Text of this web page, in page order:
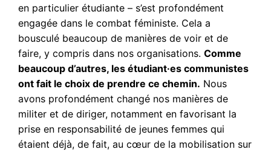
en particulier étudiante – s’est profondément
engagée dans le combat féministe. Cela a
bousculé beaucoup de manières de voir et de
faire, y compris dans nos organisations.Comme
beaucoup d’autres, les étudiant·es communistes
ont fait le choix de prendre ce chemin. Nous
avons profondément changé nos manières de
militer et de diriger, notamment en favorisant la
prise en responsabilité de jeunes femmes qui
étaient déjà, de fait, au cœur de la mobilisation sur